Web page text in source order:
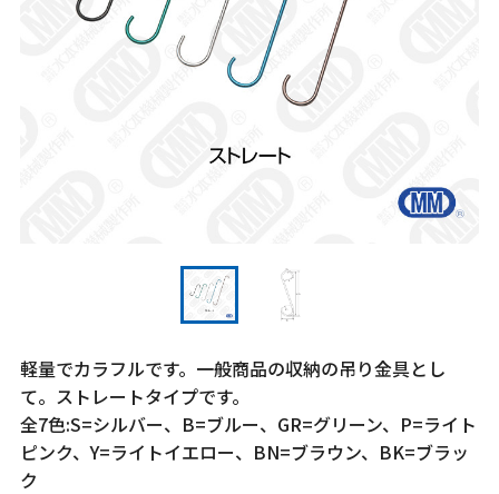
軽量でカラフルです。一般商品の収納の吊り金具とし
て。ストレートタイプです。
全7色:S=シルバー、B=ブルー、GR=グリーン、P=ライト
ピンク、Y=ライトイエロー、BN=ブラウン、BK=ブラッ
ク